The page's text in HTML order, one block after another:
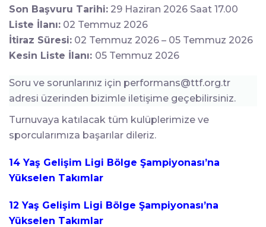
Son Başvuru Tarihi: 29 Haziran 2026 Saat 17.00
Liste İlanı: 02 Temmuz 2026
İtiraz Süresi: 02 Temmuz 2026 – 05 Temmuz 2026
Kesin Liste İlanı: 05 Temmuz 2026
Soru ve sorunlarınız için performans@ttf.org.tr
adresi üzerinden bizimle iletişime geçebilirsiniz.
Turnuvaya katılacak tüm kulüplerimize ve
sporcularımıza başarılar dileriz.
14 Yaş Gelişim Ligi Bölge Şampiyonası’na
Yükselen Takımlar
12 Yaş Gelişim Ligi Bölge Şampiyonası’na
Yükselen Takımlar